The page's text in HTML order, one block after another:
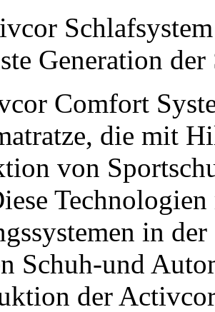
Schlafsystem
Generation
Comfort
die mit
von
in
Schuh-und
der